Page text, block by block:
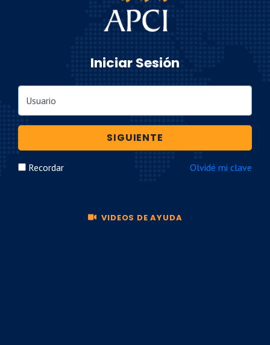
Iniciar Sesión
Usuario
SIGUIENTE
Recordar Olvidé mi clave
VIDEOS DE AYUDA